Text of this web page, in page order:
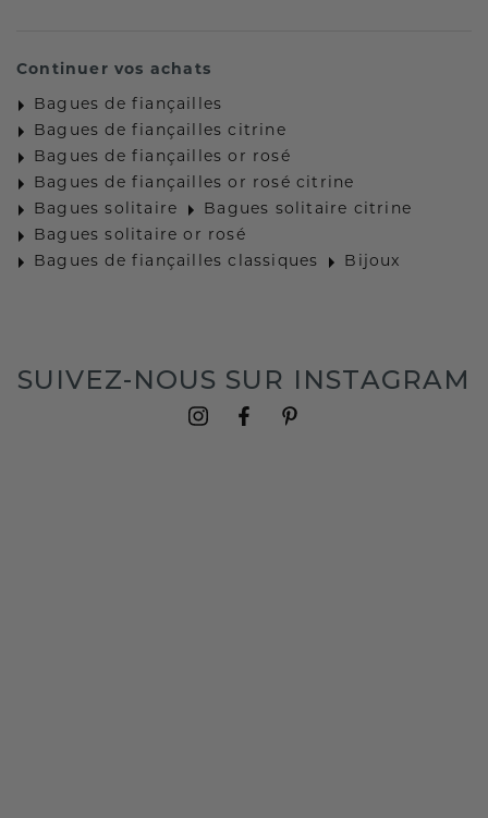
Continuer vos achats
Bagues de fiançailles
Bagues de fiançailles citrine
Bagues de fiançailles or rosé
Bagues de fiançailles or rosé citrine
Bagues solitaire
Bagues solitaire citrine
Bagues solitaire or rosé
Bagues de fiançailles classiques
Bijoux
SUIVEZ-NOUS SUR INSTAGRAM